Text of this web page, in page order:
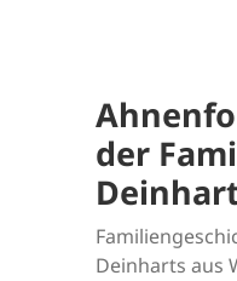
der
Deinharts aus